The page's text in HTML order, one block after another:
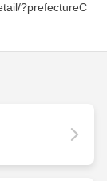
?prefectureC